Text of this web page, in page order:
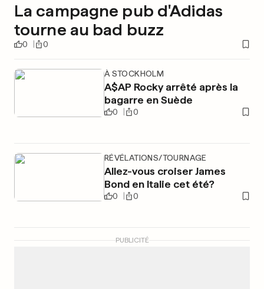
La campagne pub d'Adidas
tourne au bad buzz
0 0
À STOCKHOLM
A$AP Rocky arrêté après la
bagarre en Suède
0 0
RÉVÉLATIONS/TOURNAGE
Allez-vous croiser James
Bond en Italie cet été?
0 0
PUBLICITÉ